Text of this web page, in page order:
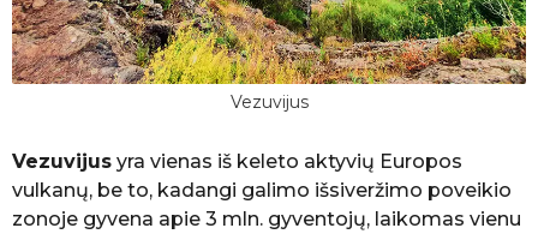
Vezuvijus
Vezuvijus yra vienas iš keleto aktyvių Europos
vulkanų, be to, kadangi galimo išsiveržimo poveikio
zonoje gyvena apie 3 mln. gyventojų, laikomas vienu